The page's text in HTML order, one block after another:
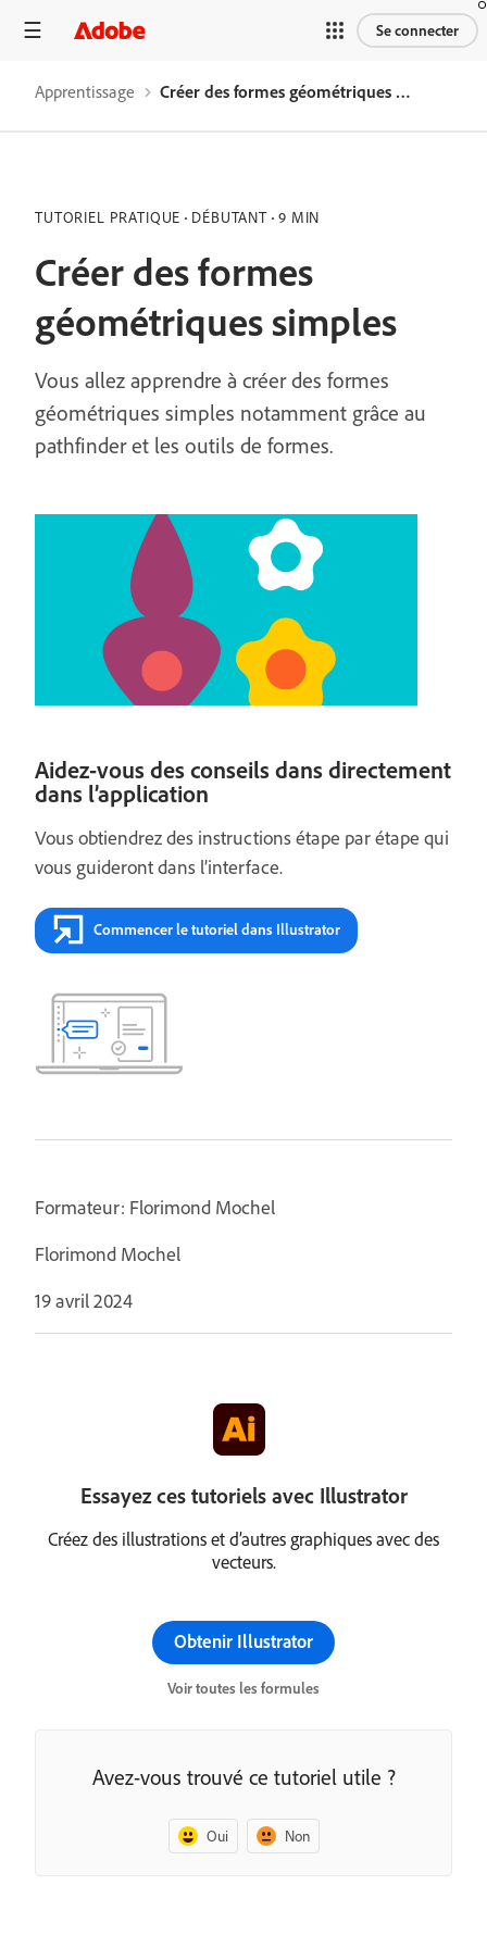
Se connecter
Apprentissage Créer des formes géométriques simples
TUTORIEL PRATIQUE DÉBUTANT 9 MIN
Créer des formes
géométriques simples
Vous allez apprendre à créer des formes
géométriques simples notamment grâce au
pathfinder et les outils de formes.
Aidez-vous des conseils dans directement
dans l’application
Vous obtiendrez des instructions étape par étape qui
vous guideront dans l’interface.
Commencer le tutoriel dans Illustrator
Formateur: Florimond Mochel
Florimond Mochel
19 avril 2024
Essayez ces tutoriels avec Illustrator
Créez des illustrations et d’autres graphiques avec des
vecteurs.
Obtenir Illustrator
Voir toutes les formules
Avez-vous trouvé ce tutoriel utile ?
Oui Non